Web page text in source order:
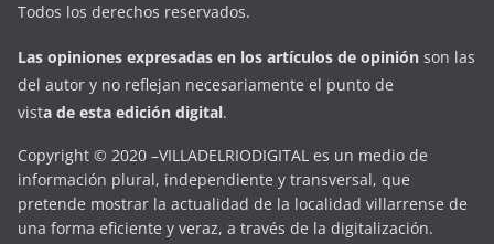
Todos los derechos reservados.
Las opiniones expresadas en los artículos de opinión son las
del autor y no reflejan necesariamente el punto de
vista de esta edición digital.
Copyright © 2020 –VILLADELRIODIGITAL es un medio de
información plural, independiente y transversal, que
pretende mostrar la actualidad de la localidad villarrense de
una forma eficiente y veraz, a través de la digitalización.